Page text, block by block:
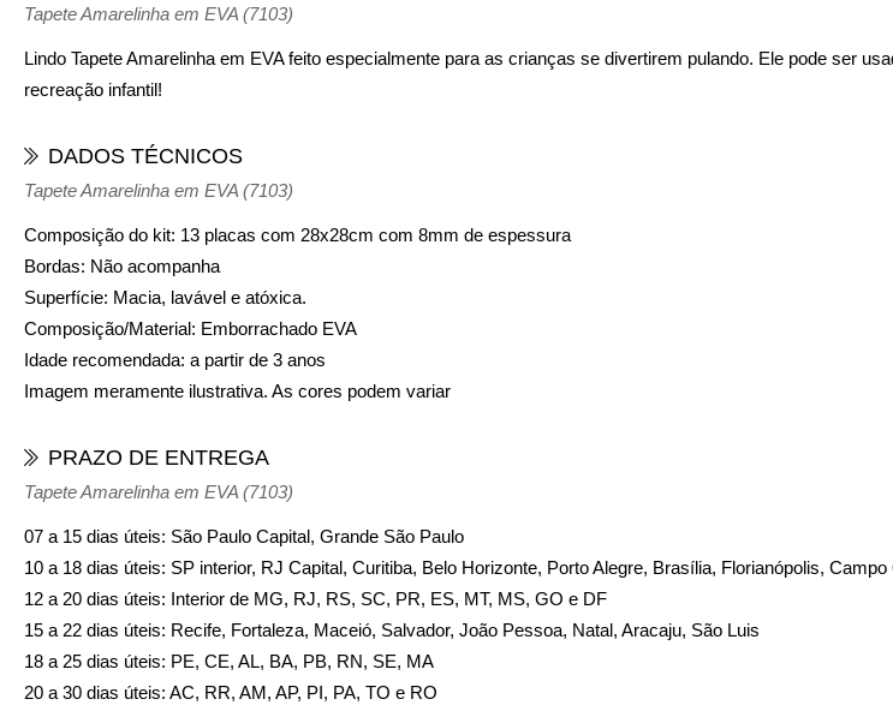
Tapete Amarelinha em EVA (7103)
Lindo Tapete Amarelinha em EVA feito especialmente para as crianças se divertirem pulando. Ele pode ser
recreação infantil!
DADOS TÉCNICOS
Tapete Amarelinha em EVA (7103)
Composição do kit: 13 placas com 28x28cm com 8mm de espessura
Bordas: Não acompanha
Superfície: Macia, lavável e atóxica.
Composição/Material: Emborrachado EVA
Idade recomendada: a partir de 3 anos
Imagem meramente ilustrativa. As cores podem variar
PRAZO DE ENTREGA
Tapete Amarelinha em EVA (7103)
07 a 15 dias úteis: São Paulo Capital, Grande São Paulo
10 a 18 dias úteis: SP interior, RJ Capital, Curitiba, Belo Horizonte, Porto Alegre, Brasília, Florianópolis,
12 a 20 dias úteis: Interior de MG, RJ, RS, SC, PR, ES, MT, MS, GO e DF
15 a 22 dias úteis: Recife, Fortaleza, Maceió, Salvador, João Pessoa, Natal, Aracaju, São Luis
18 a 25 dias úteis: PE, CE, AL, BA, PB, RN, SE, MA
20 a 30 dias úteis: AC, RR, AM, AP, PI, PA, TO e RO